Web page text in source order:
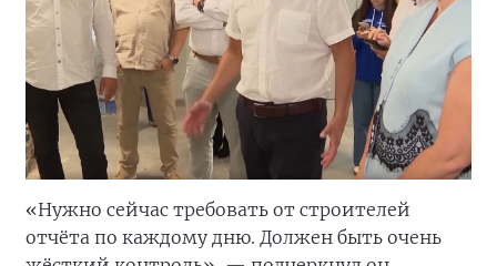
«Нужно сейчас требовать от строителей
отчёта по каждому дню. Должен быть очень